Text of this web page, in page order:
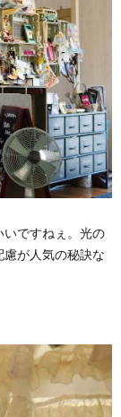
ですねぇ。光の
が人気の秘訣な